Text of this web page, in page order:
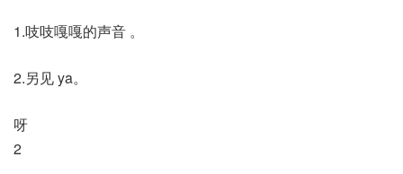
1.吱吱嘎嘎的声音 。
2.另见 ya。
呀
2